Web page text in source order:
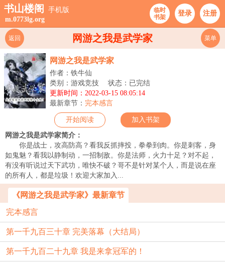
书山楼阁
手机版
m.0773lg.org
临时
书架
登录 注册
网游之我是武学家
返回 菜单
网游之我是武学家
作者：铁牛仙
类别：游戏竞技
状态：已完结
更新时间：2022-03-15 08:05:14
最新章节： 完本感言
开始阅读 加入书架
网游之我是武学家简介：
你是战士，攻高防高？看我反抓摔投，拳拳到肉。你是刺客，身
如鬼魅？看我以静制动，一招制敌。你是法师，火力十足？对不起，
有没有听说过天下武功，唯快不破？哥不是针对某个人，而是说在座
的所有人，都是垃圾！欢迎大家加入...
《网游之我是武学家》最新章节
完本感言
第一千九百三十章 完美落幕（大结局）
第一千九百二十九章 我是来拿冠军的！